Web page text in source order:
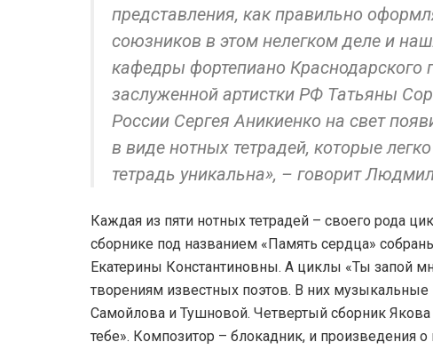
представления, как правильно
союзников в этом нелегком деле и
кафедры фортепиано Краснодарского
заслуженной артистки РФ Татьяны
России Сергея Аникиенко на свет
в виде нотных тетрадей, которые
тетрадь уникальна», – говорит
Каждая из пяти нотных тетрадей – своего рода
сборнике под названием «Память сердца»
Екатерины Константиновны. А циклы «Ты запой
творениям известных поэтов. В них музыкальные
Самойлова и Тушновой. Четвертый сборник
тебе». Композитор – блокадник, и произведения